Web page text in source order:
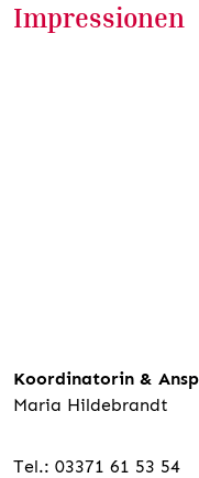
Impressionen
Koordinatorin &
Maria Hildebrandt
Tel.: 03371 61 53 54